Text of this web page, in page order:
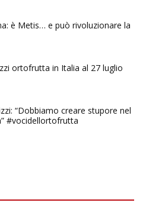
è Metis… e può rivoluzionare la
ortofrutta in Italia al 27 luglio
“Dobbiamo creare stupore nel
#vocidellortofrutta